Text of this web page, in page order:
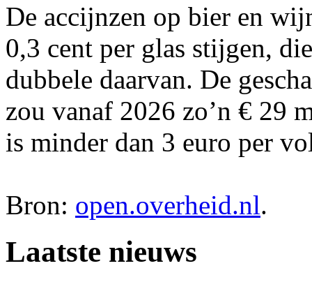
De accijnzen op bier en
0,3 cent per glas stijgen,
dubbele daarvan. De
zou vanaf 2026 zo’n € 29
is minder dan 3 euro per
Bron: open.overheid.nl.
Laatste nieuws